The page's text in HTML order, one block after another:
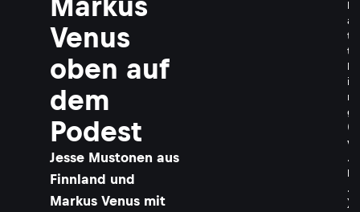
Venus
oben auf
dem
Podest
Jesse Mustonen aus
Finnland und
Markus Venus mit
l
a
t
t
l
i
n
g
(
v
.
l
.
)